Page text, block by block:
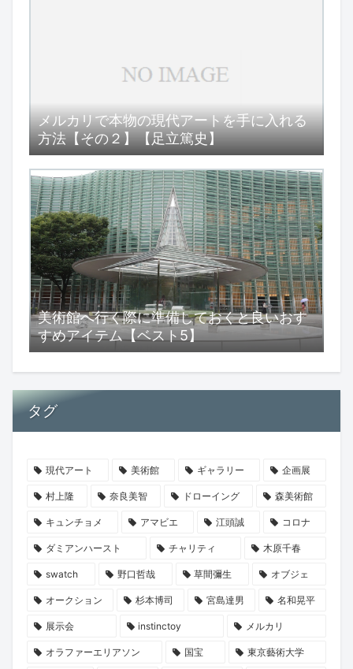
メルカリで本物の現代アートを手に入れる
方法【その２】【足立篤史】
美術館へ行く際に準備しておくと良いおす
すめアイテム【ベスト5】
タグ
現代アート 美術館 ギャラリー 企画展
村上隆 奈良美智 ドローイング 森美術館
キュンチョメ アマビエ 江頭誠 コロナ
ダミアンハースト チャリティ 木原千春
swatch 野口哲哉 草間彌生 オブジェ
オークション 杉本博司 宮島達男 名和晃平
展示会 instinctoy メルカリ
オラファーエリアソン 国宝 東京藝術大学